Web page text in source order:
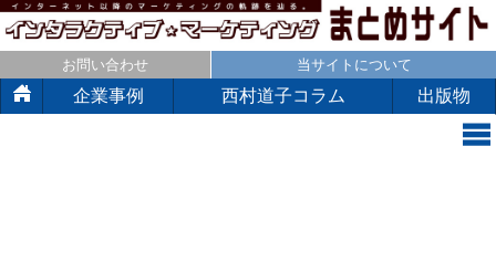
お問い合わせ 当サイトについて
企業事例 西村道子コラム 出版物